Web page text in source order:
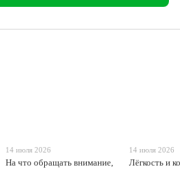
14 июля 2026
На что обращать внимание,
14 июля 2026
Лёгкость и